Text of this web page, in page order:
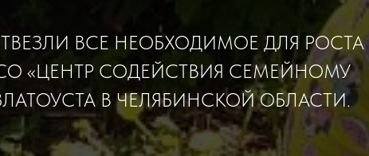
ВСЕ НЕОБХОДИМОЕ ДЛЯ РОСТА
«ЦЕНТР СОДЕЙСТВИЯ СЕМЕЙНОМУ
В ЧЕЛЯБИНСКОЙ ОБЛАСТИ.